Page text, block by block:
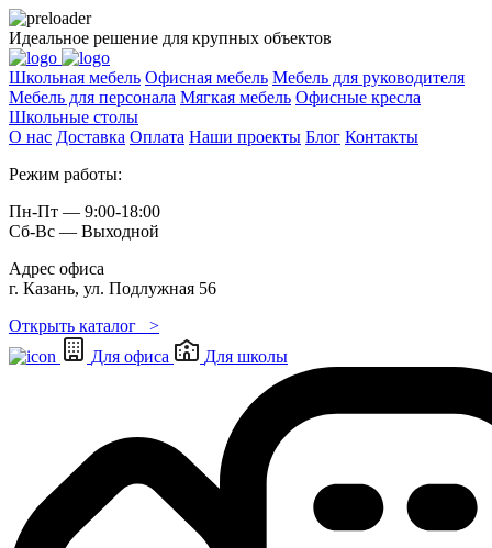
Идеальное решение для крупных объектов
Школьная мебель Офисная мебель Мебель для руководителя
Мебель для персонала Мягкая мебель Офисные кресла
Школьные cтолы
О нас Доставка Оплата Наши проекты Блог Контакты
Режим работы:
Пн-Пт — 9:00-18:00
Сб-Вс — Выходной
Адрес офиса
г. Казань, ул. Подлужная 56
Открыть каталог >
Для офиса
Для школы